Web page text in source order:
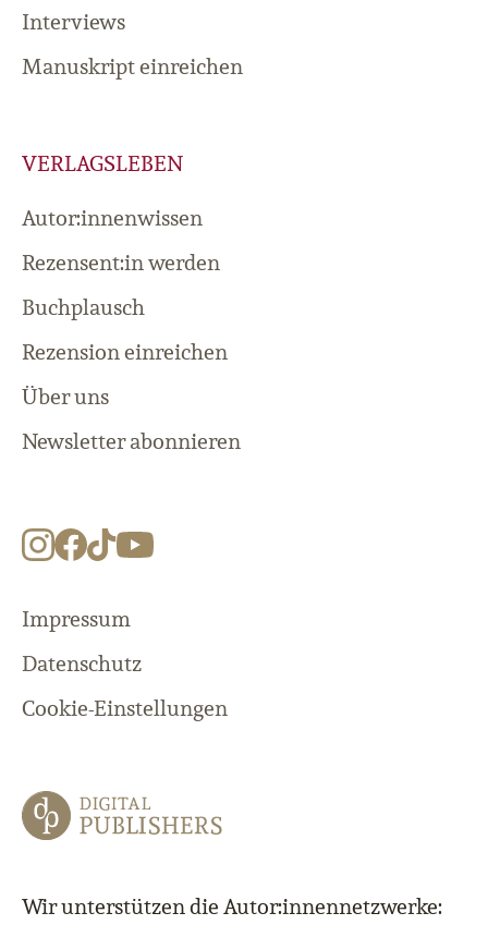
Interviews
Manuskript einreichen
VERLAGSLEBEN
Autor:innenwissen
Rezensent:in werden
Buchplausch
Rezension einreichen
Über uns
Newsletter abonnieren
Impressum
Datenschutz
Cookie-Einstellungen
Wir unterstützen die Autor:innennetzwerke: